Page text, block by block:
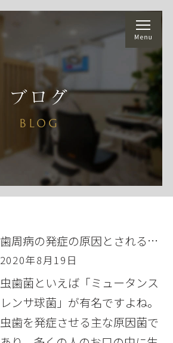
ブログ
BLOG
歯周病の発症の原因とされるレッドコンプレックス
2020年8月19日
虫歯菌といえば「ミュータンス
レンサ球菌」が有名ですよね。
虫歯を発症させる主な原因菌で